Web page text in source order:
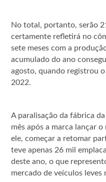
No total, portanto, serão
certamente refletirá no
sete meses com a
acumulado do ano
agosto, quando registrou
2022.
A paralisação da fábrica
mês após a marca lançar
ele, começar a retomar
teve apenas 26 mil
deste ano, o que
mercado de veículos